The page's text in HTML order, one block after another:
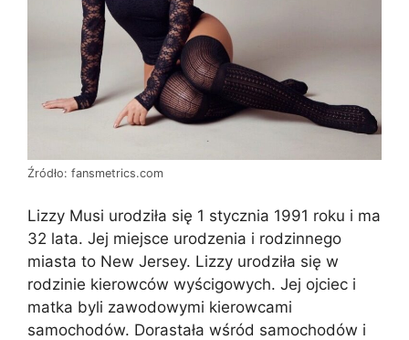
Źródło: fansmetrics.com
Lizzy Musi urodziła się 1 stycznia 1991 roku i ma
32 lata. Jej miejsce urodzenia i rodzinnego
miasta to New Jersey. Lizzy urodziła się w
rodzinie kierowców wyścigowych. Jej ojciec i
matka byli zawodowymi kierowcami
samochodów. Dorastała wśród samochodów i